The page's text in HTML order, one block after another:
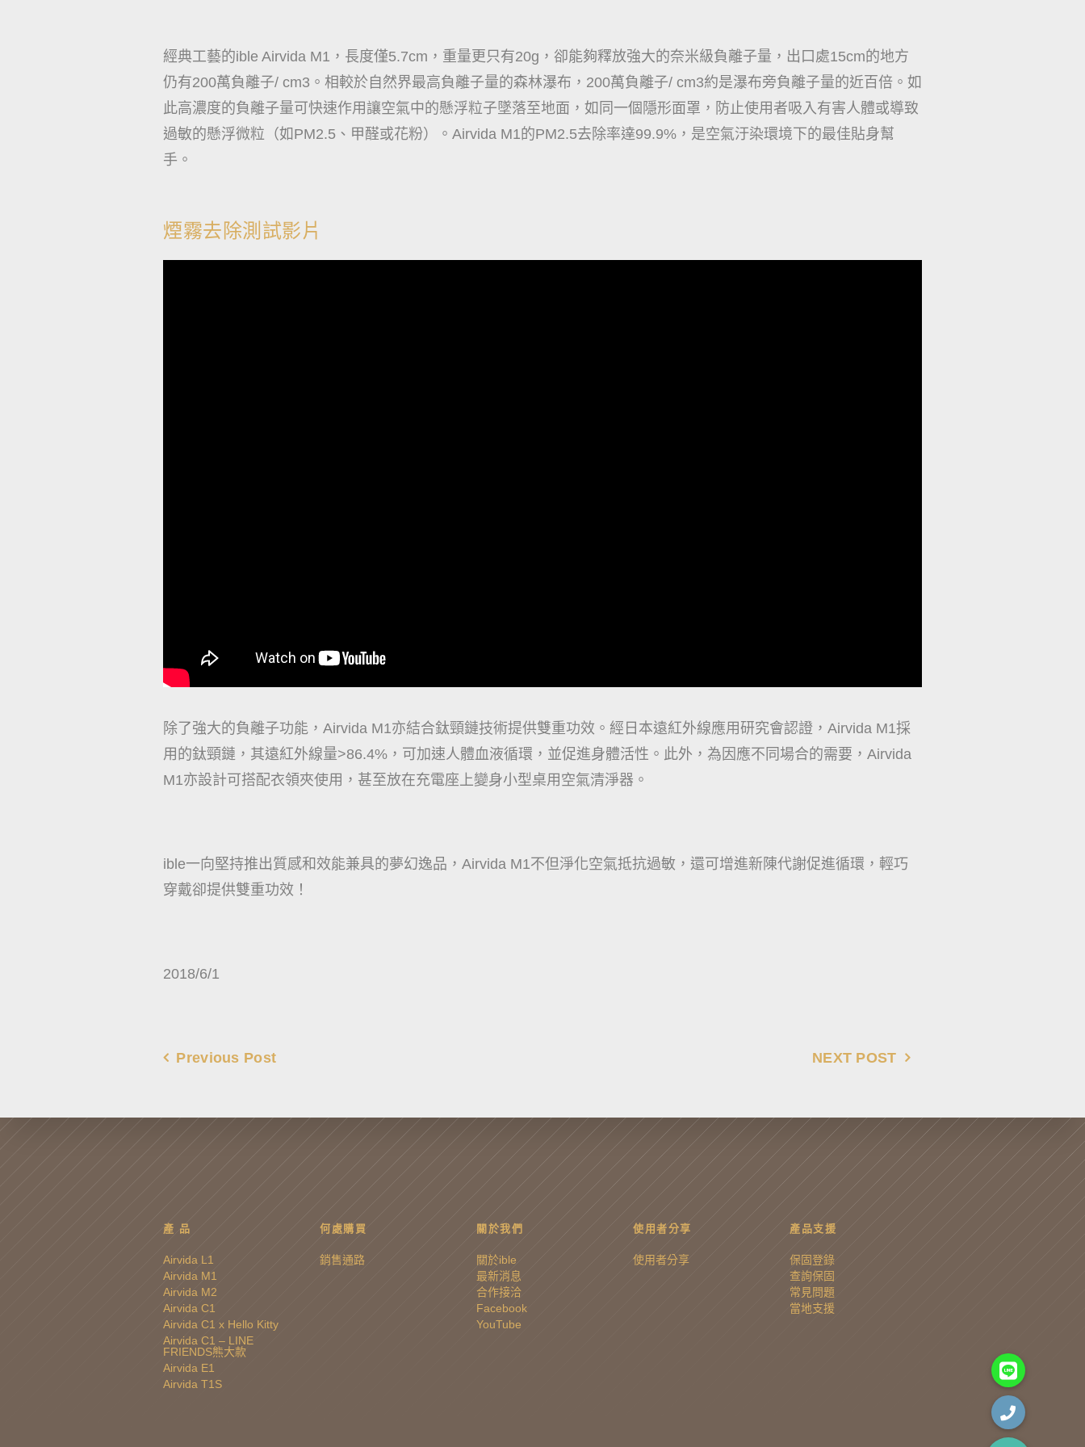
經典工藝的ible Airvida M1，長度僅5.7cm，重量更只有20g，卻能夠釋放強大的奈米級負離子量，出口處15cm的地方
仍有200萬負離子/ cm3。相較於自然界最高負離子量的森林瀑布，200萬負離子/ cm3約是瀑布旁負離子量的近百倍。如
此高濃度的負離子量可快速作用讓空氣中的懸浮粒子墜落至地面，如同一個隱形面罩，防止使用者吸入有害人體或導致
過敏的懸浮微粒（如PM2.5、甲醛或花粉）。Airvida M1的PM2.5去除率達99.9%，是空氣汙染環境下的最佳貼身幫
手。
煙霧去除測試影片
除了強大的負離子功能，Airvida M1亦結合鈦頸鏈技術提供雙重功效。經日本遠紅外線應用研究會認證，Airvida M1採
用的鈦頸鏈，其遠紅外線量>86.4%，可加速人體血液循環，並促進身體活性。此外，為因應不同場合的需要，Airvida
M1亦設計可搭配衣領夾使用，甚至放在充電座上變身小型桌用空氣清淨器。
ible一向堅持推出質感和效能兼具的夢幻逸品，Airvida M1不但淨化空氣抵抗過敏，還可增進新陳代謝促進循環，輕巧
穿戴卻提供雙重功效！
2018/6/1
Previous Post NEXT POST
產 品
Airvida L1
Airvida M1
Airvida M2
Airvida C1
Airvida C1 x Hello Kitty
Airvida C1 – LINE
FRIENDS熊大款
Airvida E1
Airvida T1S
何處購買
銷售通路
關於我們
關於ible
最新消息
合作接洽
Facebook
YouTube
使用者分享
使用者分享
產品支援
保固登錄
查詢保固
常見問題
當地支援